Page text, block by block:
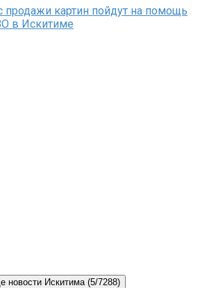
продажи картин пойдут на помощь
в Искитиме
новости Искитима (5/7288)